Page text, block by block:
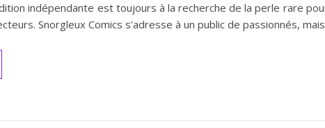
indépendante est toujours à la recherche de la perle rare
Snorgleux Comics s’adresse à un public de passionnés,